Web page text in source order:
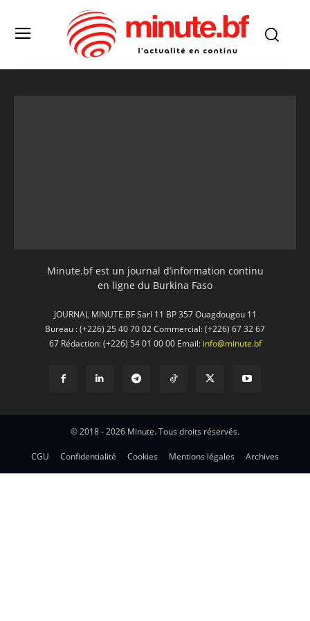
Minute.bf est un journal d’information continu
en ligne du Burkina Faso
JOURNAL MINUTE.BF Sarl 11 BP 357 Ouagdougou 11
Bureau : (+226) 25 40 70 02 Commercial: (+226) 67 32 67
67 Rédaction: (+226) 54 01 00 00 Email: info@minute.bf
© 2018 - 2026 Minute. Tous droits réservés.
CGU Confidentialité Cookies Mentions légales Archives